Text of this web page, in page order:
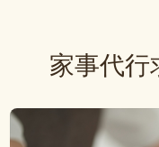
家事代行